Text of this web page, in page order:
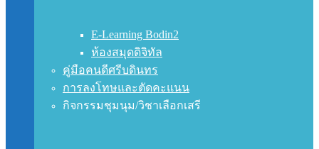
E-Learning Bodin2
ห้องสมุดดิจิทัล
คู่มือคนดีศรีบดินทร
การลงโทษและตัดคะแนน
กิจกรรมชุมนุม/วิชาเลือกเสรี